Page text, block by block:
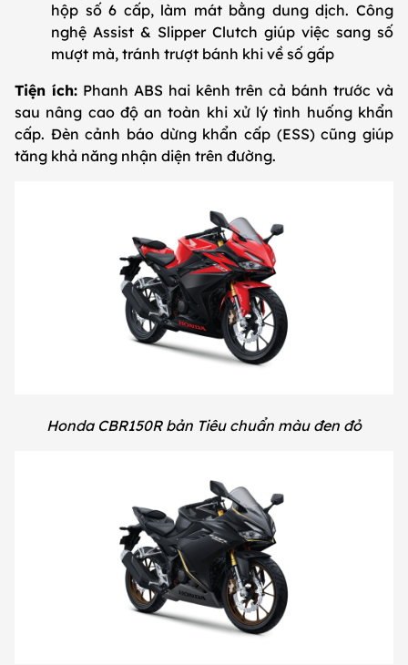
hộp số 6 cấp, làm mát bằng dung dịch. Công
nghệ Assist & Slipper Clutch giúp việc sang số
mượt mà, tránh trượt bánh khi về số gấp
Tiện ích:Phanh ABS hai kênh trên cả bánh trước và
sau nâng cao độ an toàn khi xử lý tình huống khẩn
cấp. Đèn cảnh báo dừng khẩn cấp (ESS) cũng giúp
tăng khả năng nhận diện trên đường.
Honda CBR150R bản Tiêu chuẩn màu đen đỏ